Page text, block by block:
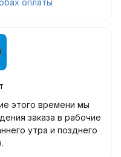
этого времени мы
заказа в рабочие
утра и позднего